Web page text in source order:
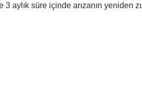
aylık süre içinde arızanın yeniden